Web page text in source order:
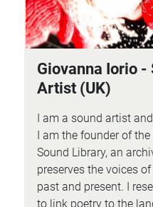
Giovanna Iorio -
Artist (UK)
I am a sound artist
I am the founder of the
Sound Library, an
preserves the voices
past and present. I
to link poetry to the